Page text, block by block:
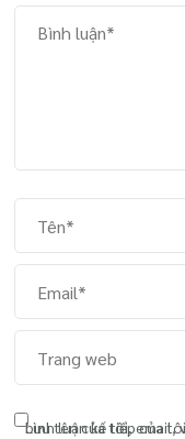
Lưu tên của tôi, email, và trang web trong trình duyệt này cho lần bình luận kế tiếp